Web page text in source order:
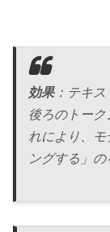
効果：テキス
後ろのトーク
れにより、
ングする」の